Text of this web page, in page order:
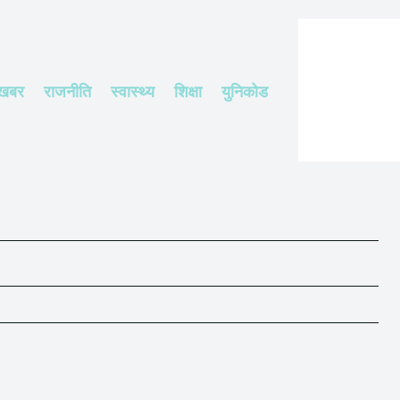
राजनीति स्वास्थ्य शिक्षा युनिकोड